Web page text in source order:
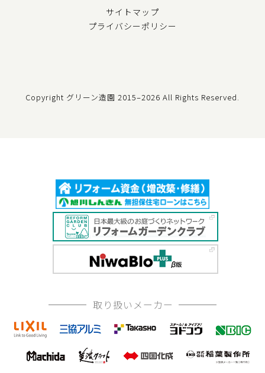
サイトマップ
プライバシーポリシー
Copyright グリーン造園 2015–2026 All Rights Reserved.
取り扱いメーカー